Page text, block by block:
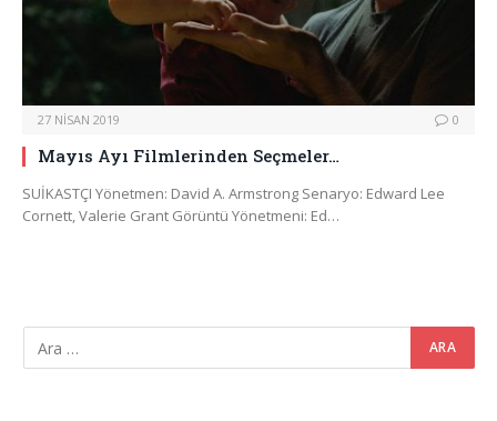
27 NISAN 2019 0
Mayıs Ayı Filmlerinden Seçmeler…
SUİKASTÇI Yönetmen: David A. Armstrong Senaryo: Edward Lee
Cornett, Valerie Grant Görüntü Yönetmeni: Ed…